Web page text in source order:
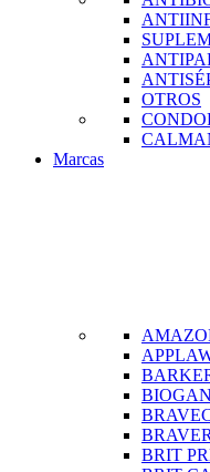
OTROS
Marcas
BRIT